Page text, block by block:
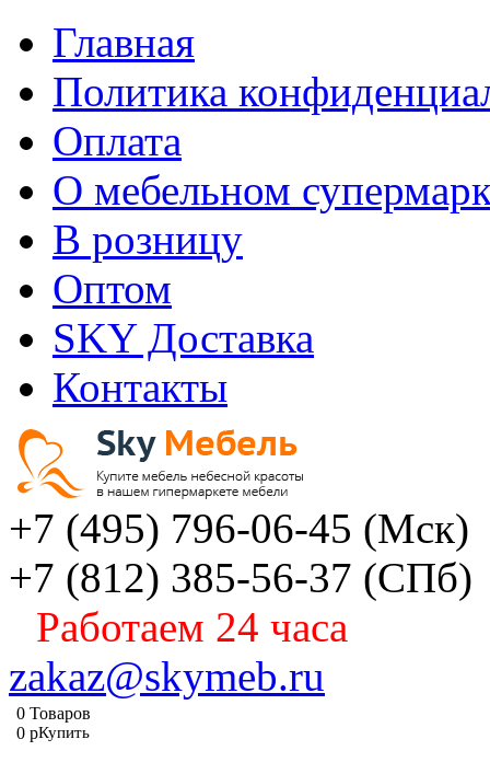
Главная
Политика
Оплата
О мебельном
В розницу
Оптом
SKY Доставка
Контакты
+7 (495) 796-06-45 (Мск)
+7 (812) 385-56-37 (СПб)
Работаем 24 часа
zakaz@skymeb.ru
0 Товаров
0 pКупить